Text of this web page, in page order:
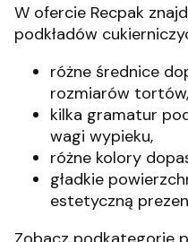
W ofercie Recpak
podkładów
różne średnice
rozmiarów tortów,
kilka gramatur
wagi wypieku,
różne kolory
gładkie
estetyczną